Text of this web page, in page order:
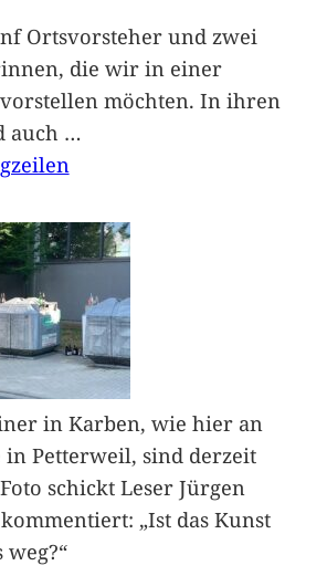
Ortsvorsteher und zwei
die wir in einer
möchten. In ihren
auch …
in Karben, wie hier an
Petterweil, sind derzeit
schickt Leser Jürgen
„Ist das Kunst